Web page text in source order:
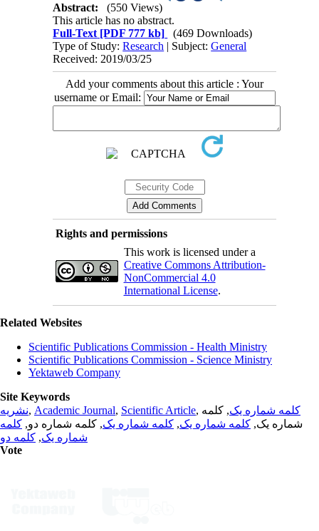
Abstract:
(550 Views)
This article has no abstract.
Full-Text [PDF 777 kb]
(469 Downloads)
Type of Study:Research | Subject:General
Received: 2019/03/25
Add your comments about this article : Your
username or Email:
Rights and permissions
This work is licensed under a
Creative Commons Attribution-
NonCommercial 4.0
International License.
Related Websites
Scientific Publications Commission - Health Ministry
Scientific Publications Commission - Science Ministry
Yektaweb Company
Site Keywords
نشریه, Academic Journal, Scientific Article, کلمه شماره یک, کلمه
شماره یک, کلمه شماره یک, کلمه شماره یک, کلمه شماره دو, کلمه
شماره یک, کلمه دو
Vote